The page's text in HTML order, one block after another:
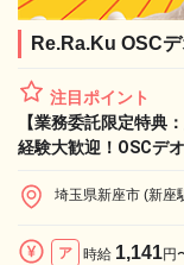
Re.Ra.Ku OSC
注目ポイント
【業務委託限定特典
経験大歓迎！OSCデ
埼玉県新座市 (新座
ア 時給 1,141円